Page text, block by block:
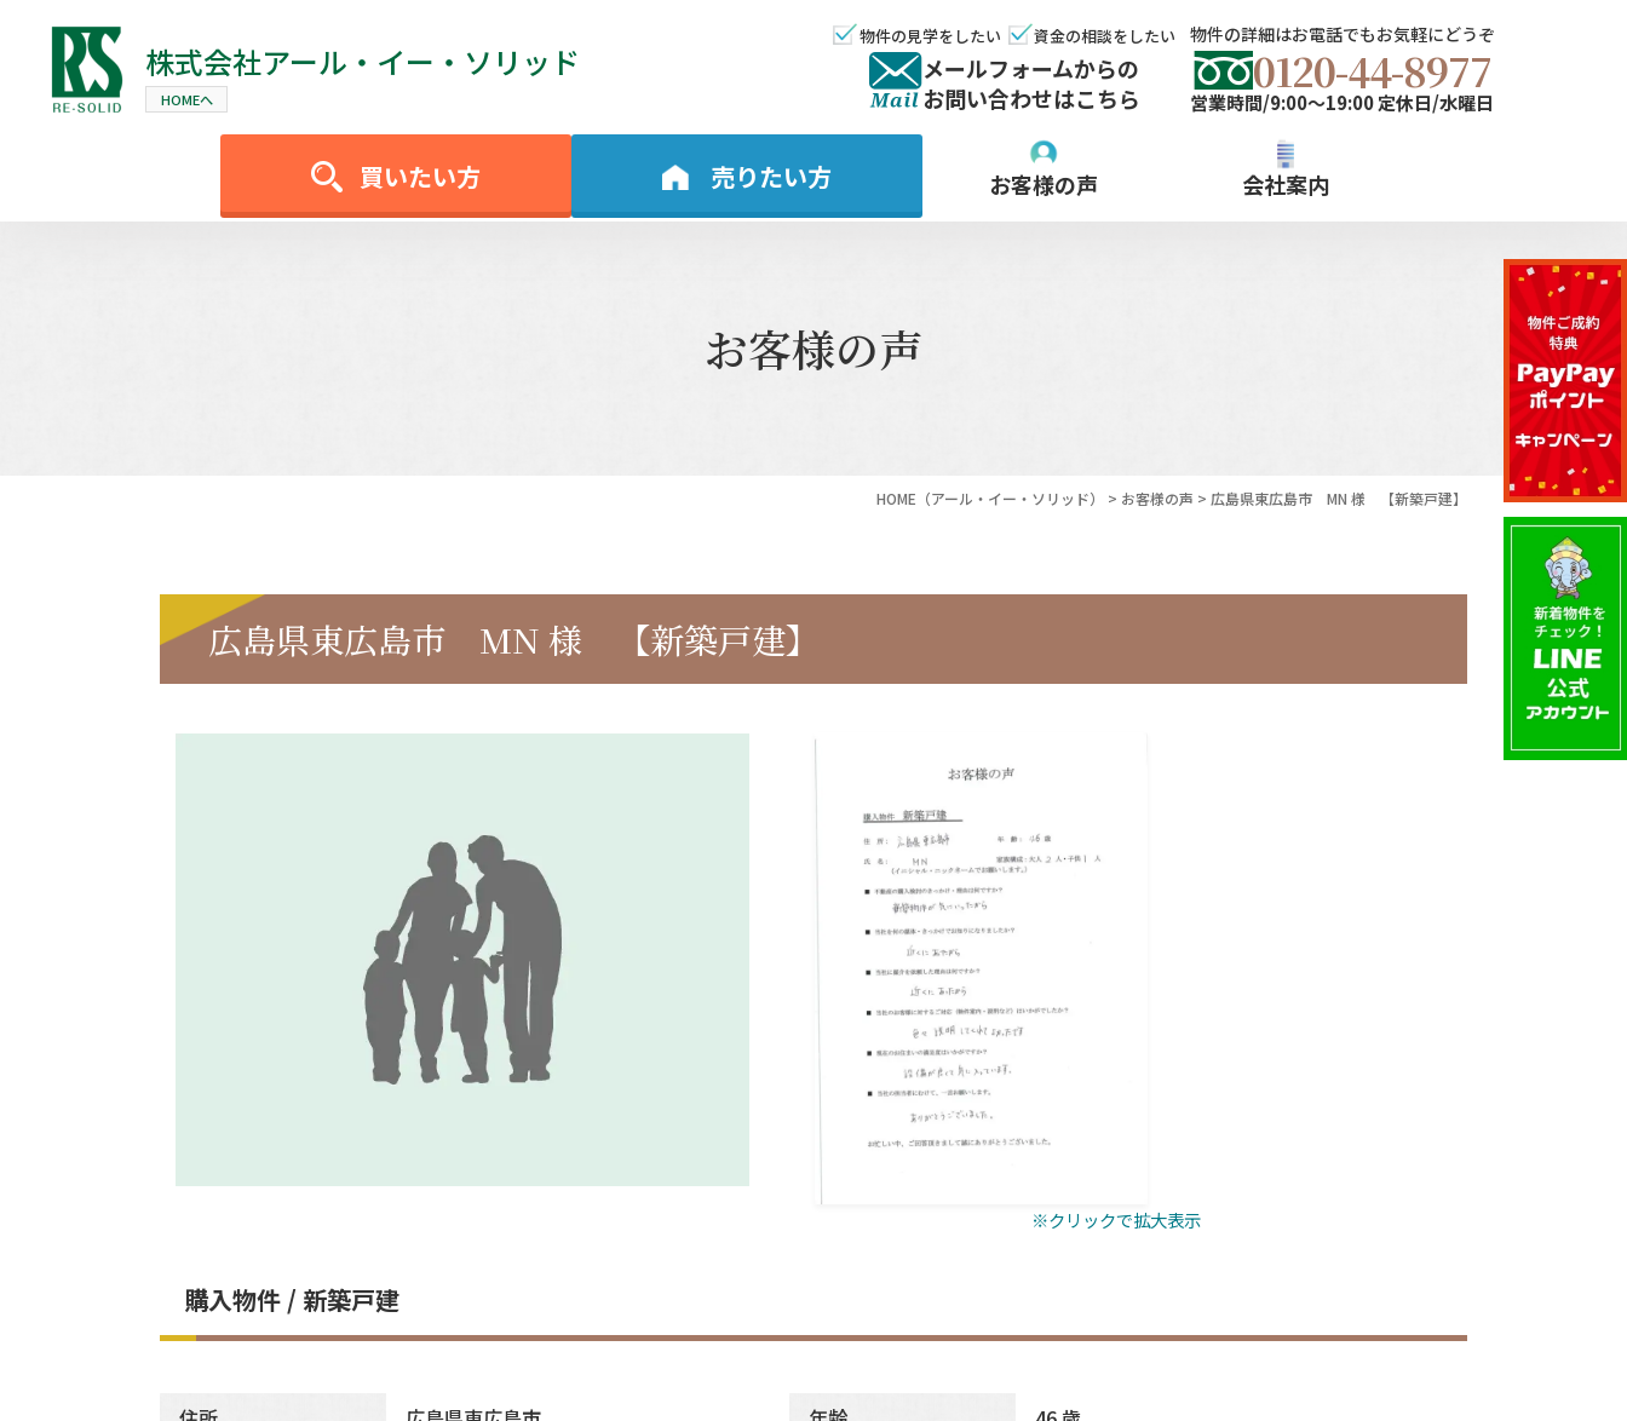
株式会社アール・イー・ソリッド
HOMEへ
物件の見学をしたい 資金の相談をしたい
メールフォームからの
お問い合わせはこちら
物件の詳細はお電話でもお気軽にどうぞ
0120-44-8977
営業時間/9:00～19:00 定休日/水曜日
買いたい方 売りたい方 お客様の声 会社案内
お客様の声
HOME （アール・イー・ソリッド） > お客様の声 > 広島県東広島市 MN 様 【新築戸建】
広島県東広島市 MN 様 【新築戸建】
※クリックで拡大表示
購入物件 / 新築戸建